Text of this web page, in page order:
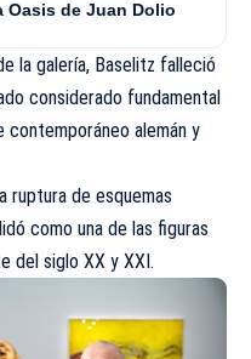
Oasis de Juan Dolio
la galería, Baselitz falleció
considerado fundamental
contemporáneo alemán y
ruptura de esquemas
como una de las figuras
del siglo XX y XXI.